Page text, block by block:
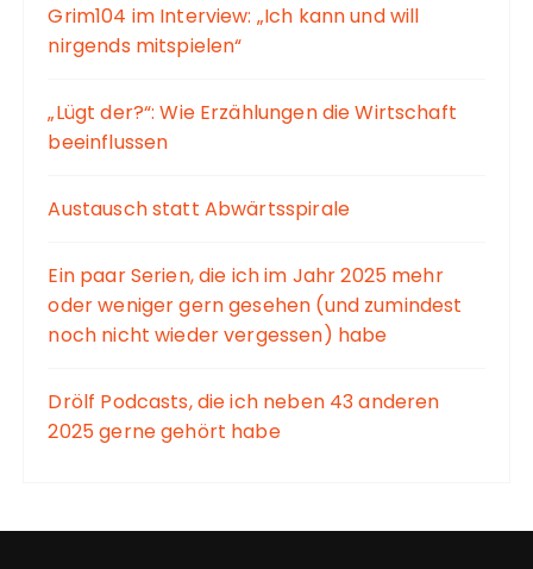
Grim104 im Interview: „Ich kann und will
nirgends mitspielen“
„Lügt der?“: Wie Erzählungen die Wirtschaft
beeinflussen
Austausch statt Abwärtsspirale
Ein paar Serien, die ich im Jahr 2025 mehr
oder weniger gern gesehen (und zumindest
noch nicht wieder vergessen) habe
Drölf Podcasts, die ich neben 43 anderen
2025 gerne gehört habe